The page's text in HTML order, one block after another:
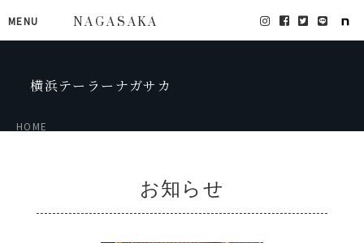
MENU NAGASAKA
横浜テーラーナガサカ
HOME
お知らせ